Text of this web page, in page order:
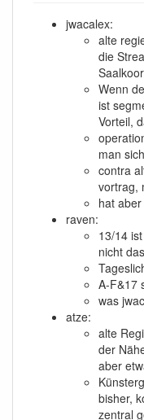
jwacalex:
alte
die
Wenn
ist
Vorteil,
man
contra
vortrag,
hat
raven:
13/14
nicht
A-F&17
was
atze:
alte
der
aber
bisher,
zentral